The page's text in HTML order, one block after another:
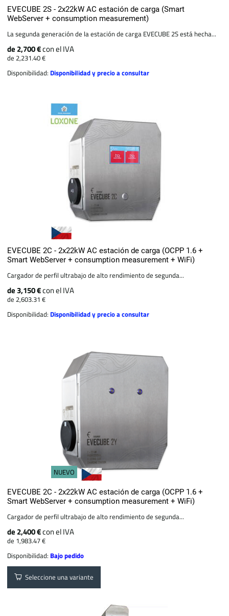
EVECUBE 2S - 2x22kW AC estación de carga (Smart
WebServer + consumption measurement)
La segunda generación de la estación de carga EVECUBE 2S está hecha...
de 2,700 €con el IVA
de 2,231.40 €
Disponibilidad: Disponibilidad y precio a consultar
EVECUBE 2C - 2x22kW AC estación de carga (OCPP 1.6 +
Smart WebServer + consumption measurement + WiFi)
Cargador de perfil ultrabajo de alto rendimiento de segunda...
de 3,150 €con el IVA
de 2,603.31 €
Disponibilidad: Disponibilidad y precio a consultar
NUEVO
EVECUBE 2C - 2x22kW AC estación de carga (OCPP 1.6 +
Smart WebServer + consumption measurement + WiFi)
Cargador de perfil ultrabajo de alto rendimiento de segunda...
de 2,400 €con el IVA
de 1,983.47 €
Disponibilidad: Bajo pedido
Seleccione una variante